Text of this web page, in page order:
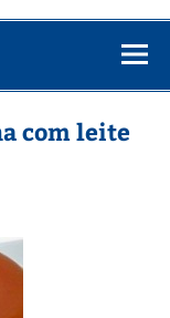
com leite